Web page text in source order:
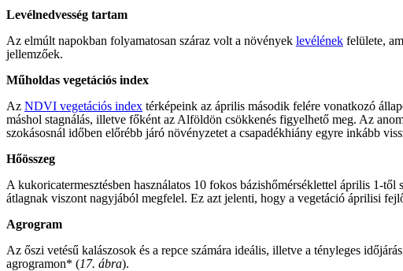
Levélnedvesség tartam
Az elmúlt napokban folyamatosan száraz volt a növények levélének felülete,
jellemzőek.
Műholdas vegetációs index
Az NDVI vegetációs index térképeink az április második felére vonatkozó
máshol stagnálás, illetve főként az Alföldön csökkenés figyelhető meg. Az
szokásosnál időben előrébb járó növényzetet a csapadékhiány egyre inkább
Hőösszeg
A kukoricatermesztésben használatos 10 fokos bázishőmérséklettel április 1-től
átlagnak viszont nagyjából megfelel. Ez azt jelenti, hogy a vegetáció áprilisi
Agrogram
Az őszi vetésű kalászosok és a repce számára ideális, illetve a tényleges
agrogramon* (17. ábra).